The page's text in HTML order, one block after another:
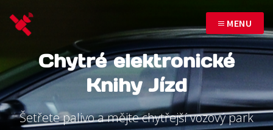
MENU
Chytré elektronické
Knihy Jízd
Šetřete palivo a mějte chytřejší vozový park